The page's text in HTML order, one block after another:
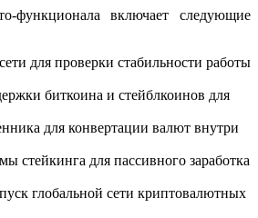
функционала включает следующие
для проверки стабильности работы
биткоина и стейблкоинов для
для конвертации валют внутри
стейкинга для пассивного заработка
глобальной сети криптовалютных